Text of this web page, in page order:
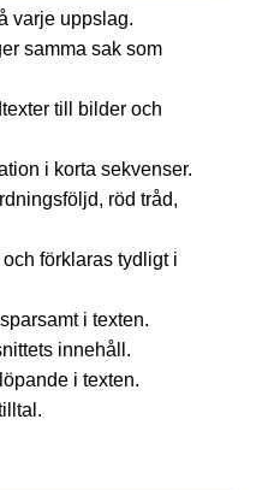
varje uppslag.
samma sak som
till bilder och
i korta sekvenser.
röd tråd,
förklaras tydligt i
i texten.
innehåll.
i texten.